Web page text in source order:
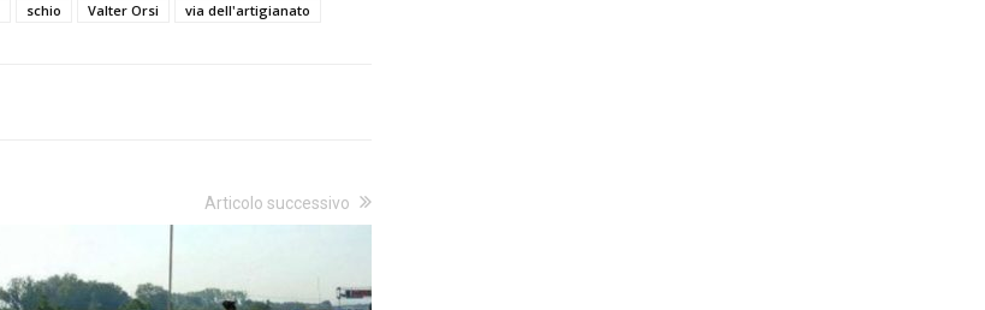
schio Valter Orsi via dell'artigianato
Articolo successivo